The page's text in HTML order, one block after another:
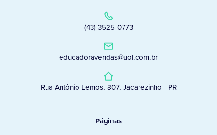
(43) 3525-0773
educadoravendas@uol.com.br
Rua Antônio Lemos, 807, Jacarezinho - PR
Páginas